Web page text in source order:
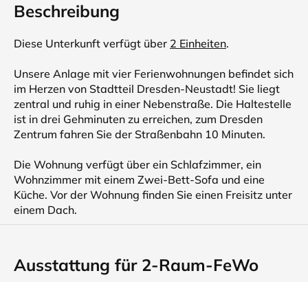
Beschreibung
Diese Unterkunft verfügt über 2 Einheiten.
Unsere Anlage mit vier Ferienwohnungen befindet sich
im Herzen von Stadtteil Dresden-Neustadt! Sie liegt
zentral und ruhig in einer Nebenstraße. Die Haltestelle
ist in drei Gehminuten zu erreichen, zum Dresden
Zentrum fahren Sie der Straßenbahn 10 Minuten.
Die Wohnung verfügt über ein Schlafzimmer, ein
Wohnzimmer mit einem Zwei-Bett-Sofa und eine
Küche. Vor der Wohnung finden Sie einen Freisitz unter
einem Dach.
Ausstattung für 2-Raum-FeWo